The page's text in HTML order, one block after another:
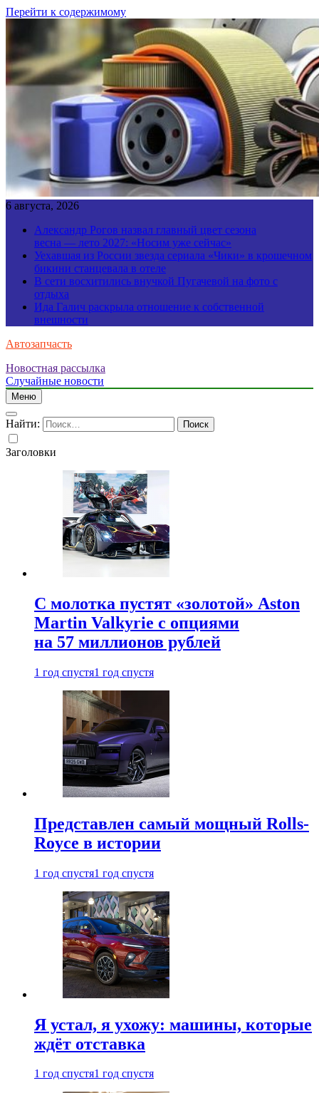
Перейти к содержимому
6 августа, 2026
Александр Рогов назвал главный цвет сезона
весна — лето 2027: «Носим уже сейчас»
Уехавшая из России звезда сериала «Чики» в крошечном
бикини станцевала в отеле
В сети восхитились внучкой Пугачевой на фото с
отдыха
Ида Галич раскрыла отношение к собственной
внешности
Автозапчасть
Новостная рассылка
Случайные новости
Меню
Найти:
Заголовки
С молотка пустят «золотой» Aston
Martin Valkyrie с опциями
на 57 миллионов рублей
1 год спустя1 год спустя
Представлен самый мощный Rolls-
Royce в истории
1 год спустя1 год спустя
Я устал, я ухожу: машины, которые
ждёт отставка
1 год спустя1 год спустя